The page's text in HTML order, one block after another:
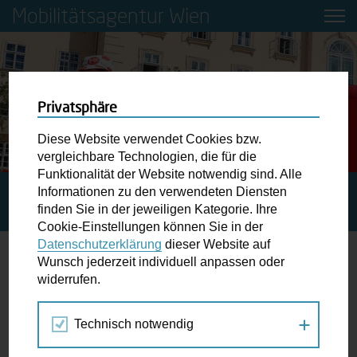
Mobilitätsagentur Wien
STARTSEITE PRESSE
EUROPÄISCHE
FAHRRADLOGISTIK-KONFERENZ 2017 IN WIEN
Europäische Fahrradlogistik-Konferenz
2017 in Wien
Privatsphäre
Diese Website verwendet Cookies bzw.
vergleichbare Technologien, die für die
Funktionalität der Website notwendig sind. Alle
Informationen zu den verwendeten Diensten
finden Sie in der jeweiligen Kategorie. Ihre
Cookie-Einstellungen können Sie in der
Datenschutzerklärung dieser Website auf
Wunsch jederzeit individuell anpassen oder
widerrufen.
Technisch notwendig